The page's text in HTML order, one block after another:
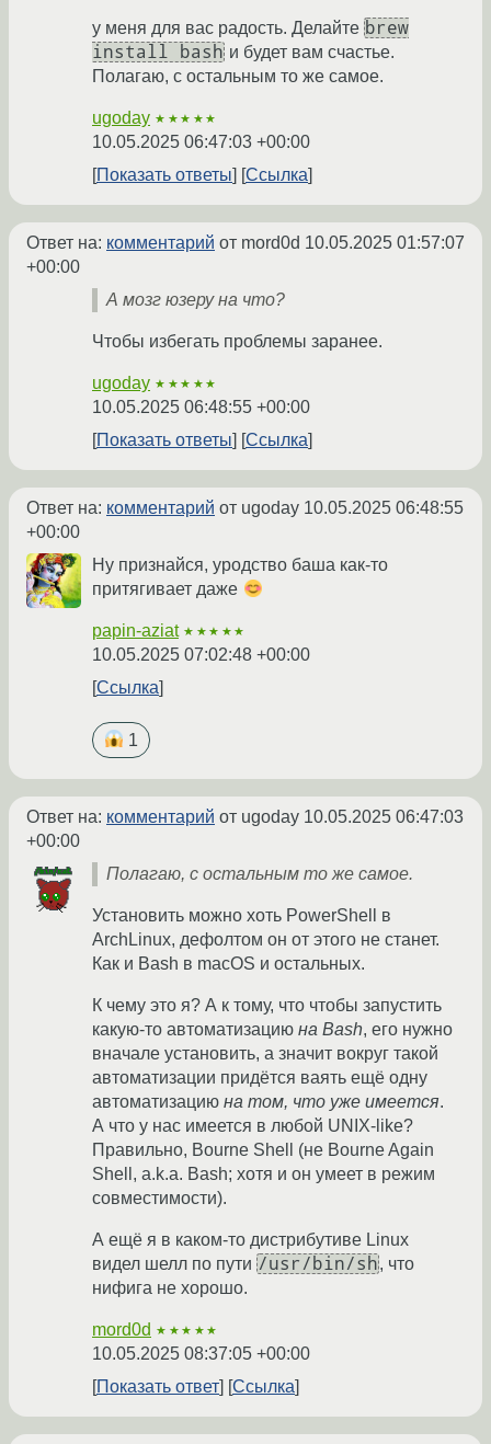
у меня для вас радость. Делайте brew
install bash и будет вам счастье.
Полагаю, с остальным то же самое.
ugoday ★★★★★
10.05.2025 06:47:03 +00:00
Показать ответы
Ссылка
Ответ на: комментарий от mord0d 10.05.2025 01:57:07
+00:00
А мозг юзеру на что?
Чтобы избегать проблемы заранее.
ugoday ★★★★★
10.05.2025 06:48:55 +00:00
Показать ответы
Ссылка
Ответ на: комментарий от ugoday 10.05.2025 06:48:55
+00:00
Ну признайся, уродство баша как-то
притягивает даже
papin-aziat ★★★★★
10.05.2025 07:02:48 +00:00
Ссылка
1
Ответ на: комментарий от ugoday 10.05.2025 06:47:03
+00:00
Полагаю, с остальным то же самое.
Установить можно хоть PowerShell в
ArchLinux, дефолтом он от этого не станет.
Как и Bash в macOS и остальных.
К чему это я? А к тому, что чтобы запустить
какую-то автоматизацию на Bash, его нужно
вначале установить, а значит вокруг такой
автоматизации придётся ваять ещё одну
автоматизацию на том, что уже имеется.
А что у нас имеется в любой UNIX-like?
Правильно, Bourne Shell (не Bourne Again
Shell, a.k.a. Bash; хотя и он умеет в режим
совместимости).
А ещё я в каком-то дистрибутиве Linux
видел шелл по пути /usr/bin/sh, что
нифига не хорошо.
mord0d ★★★★★
10.05.2025 08:37:05 +00:00
Показать ответ
Ссылка